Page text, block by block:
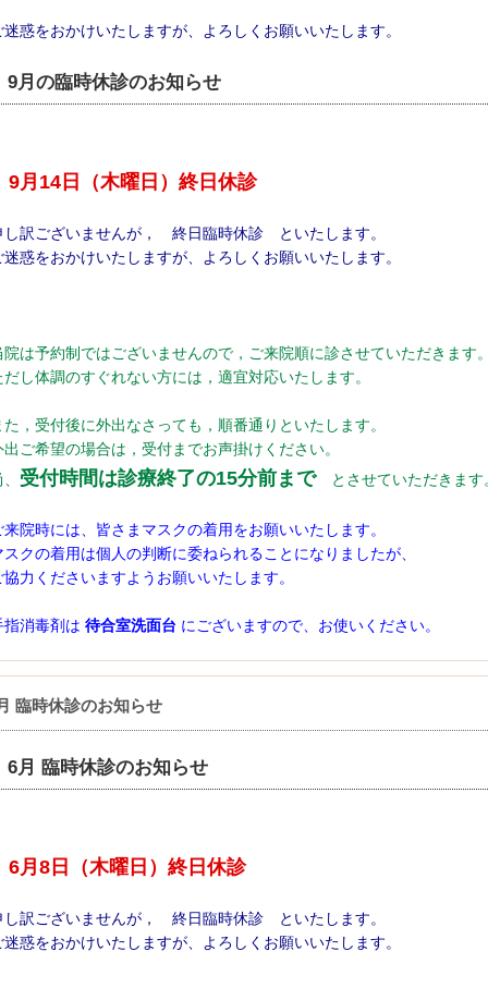
迷惑をおかけいたしますが、よろしくお願いいたします。
9月の臨時休診のお知らせ
9月14日（木曜日）終日休診
し訳ございませんが， 終日臨時休診 といたします。
迷惑をおかけいたしますが、よろしくお願いいたします。
院は予約制ではございませんので，ご来院順に診させていただきます
だし体調のすぐれない方には，適宜対応いたします。
た，受付後に外出なさっても，順番通りといたします。
出ご希望の場合は，受付までお声掛けください。
受付時間は診療終了の15分前までとさせていただきます
来院時には、皆さまマスクの着用をお願いいたします。
スクの着用は個人の判断に委ねられることになりましたが、
協力くださいますようお願いいたします。
指消毒剤は待合室洗面台 にございますので、お使いください。
臨時休診のお知らせ
6月 臨時休診のお知らせ
6月8日（木曜日）終日休診
し訳ございませんが， 終日臨時休診 といたします。
迷惑をおかけいたしますが、よろしくお願いいたします。